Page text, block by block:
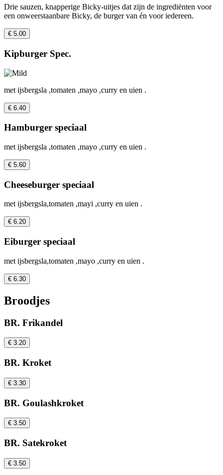
Drie sauzen, knapperige Bicky-uitjes dat zijn de ingrediënten voor
een onweerstaanbare Bicky, de burger van én voor iedereen.
€ 5.00
Kipburger Spec.
met ijsbergsla ,tomaten ,mayo ,curry en uien .
€ 6.40
Hamburger speciaal
met ijsbergsla ,tomaten ,mayo ,curry en uien .
€ 5.60
Cheeseburger speciaal
met ijsbergsla,tomaten ,mayi ,curry en uien .
€ 6.20
Eiburger speciaal
met ijsbergsla,tomaten ,mayo ,curry en uien .
€ 6.30
Broodjes
BR. Frikandel
€ 3.20
BR. Kroket
€ 3.30
BR. Goulashkroket
€ 3.50
BR. Satekroket
€ 3.50